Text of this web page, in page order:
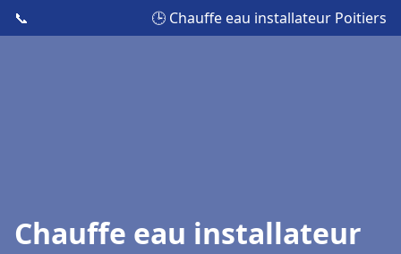
📞 🕒 Chauffe eau installateur Poitiers
Chauffe eau installateur